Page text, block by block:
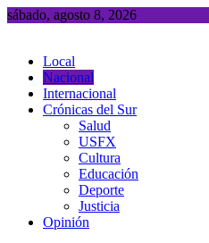
Saltar
sábado, agosto 8, 2026
Local
Nacional
Internacional
Crónicas del Sur
Salud
USFX
Cultura
Educación
Deporte
Justicia
Opinión